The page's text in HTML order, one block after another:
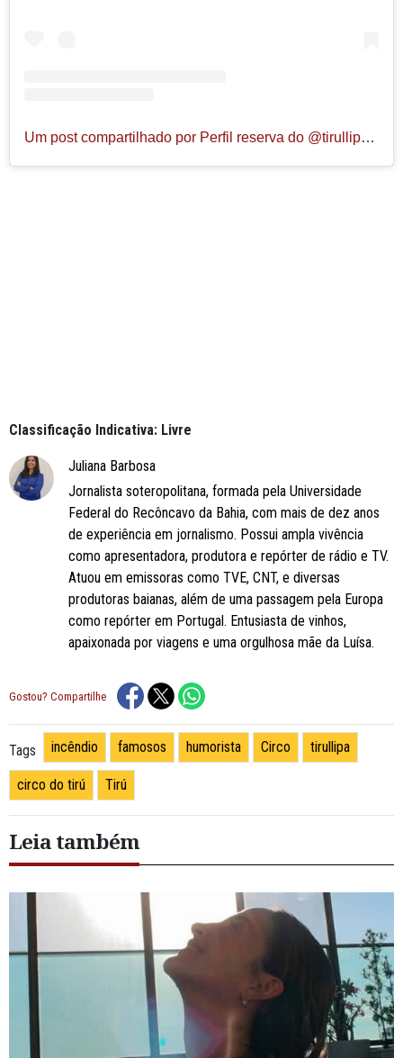
Um post compartilhado por Perfil reserva do @tirullipa (@circodotiru)
Classificação Indicativa: Livre
Juliana Barbosa
Jornalista soteropolitana, formada pela Universidade
Federal do Recôncavo da Bahia, com mais de dez anos
de experiência em jornalismo. Possui ampla vivência
como apresentadora, produtora e repórter de rádio e TV.
Atuou em emissoras como TVE, CNT, e diversas
produtoras baianas, além de uma passagem pela Europa
como repórter em Portugal. Entusiasta de vinhos,
apaixonada por viagens e uma orgulhosa mãe da Luísa.
Gostou? Compartilhe
Tags incêndio famosos humorista Circo tirullipa
circo do tirú Tirú
Leia também